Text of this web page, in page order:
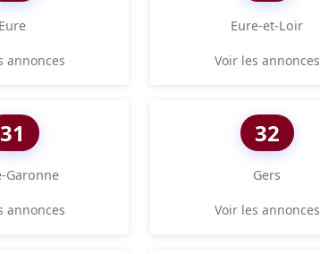
Eure
annonces
Eure-et-Loir
Voir les annonces
31
Garonne
annonces
32
Gers
Voir les annonces